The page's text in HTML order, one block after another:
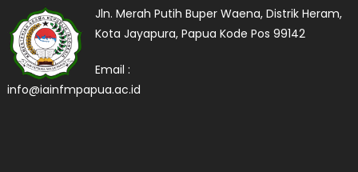
Jln. Merah Putih Buper Waena, Distrik Heram,
Kota Jayapura, Papua Kode Pos 99142
Email :
info@iainfmpapua.ac.id